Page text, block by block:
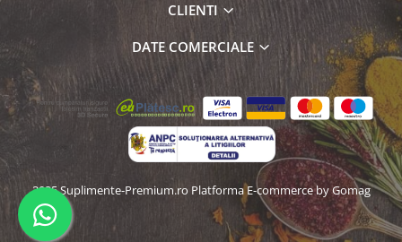
CLIENTI
DATE COMERCIALE
2025 Suplimente-Premium.ro Platforma E-commerce by Gomag